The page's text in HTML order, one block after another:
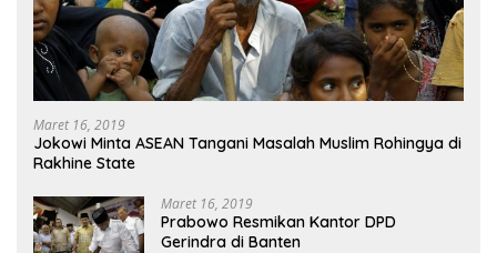
Maret 16, 2019
Jokowi Minta ASEAN Tangani Masalah Muslim Rohingya di
Rakhine State
Maret 16, 2019
Prabowo Resmikan Kantor DPD
Gerindra di Banten